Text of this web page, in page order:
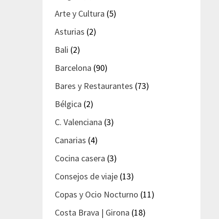
Arte y Cultura (5)
Asturias (2)
Bali (2)
Barcelona (90)
Bares y Restaurantes (73)
Bélgica (2)
C. Valenciana (3)
Canarias (4)
Cocina casera (3)
Consejos de viaje (13)
Copas y Ocio Nocturno (11)
Costa Brava | Girona (18)